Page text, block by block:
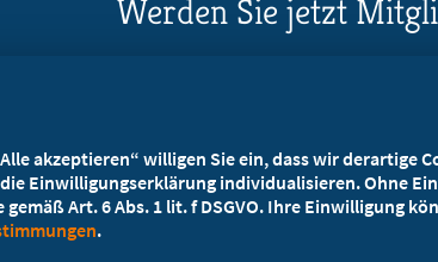
Werden Sie jetzt
Kostenlos für
akzeptieren“ willigen Sie ein, dass wir derartige
Einwilligungserklärung individualisieren. Ohne
Art. 6 Abs. 1 lit. f DSGVO. Ihre Einwilligung
.